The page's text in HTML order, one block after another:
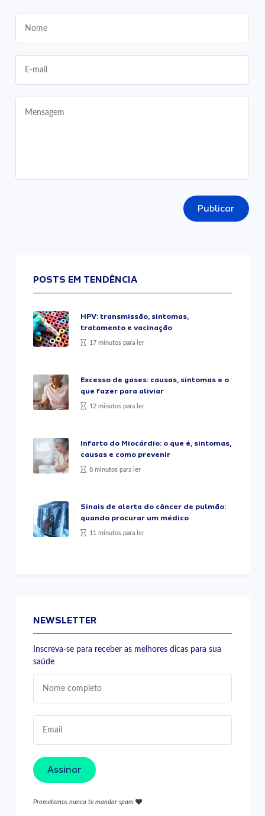
Publicar
POSTS EM TENDÊNCIA
HPV: transmissão, sintomas,
tratamento e vacinação
17 minutos para ler
Excesso de gases: causas, sintomas e o
que fazer para aliviar
12 minutos para ler
Infarto do Miocárdio: o que é, sintomas,
causas e como prevenir
8 minutos para ler
Sinais de alerta do câncer de pulmão:
quando procurar um médico
11 minutos para ler
NEWSLETTER
Inscreva-se para receber as melhores dicas para sua
saúde
Assinar
Prometemos nunca te mandar spam